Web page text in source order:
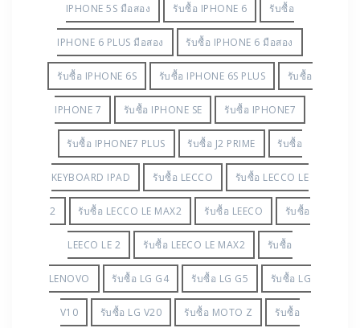
IPHONE 5S มือสอง รับซื้อ IPHONE 6 รับซื้อ
IPHONE 6 PLUS มือสอง รับซื้อ IPHONE 6 มือสอง
รับซื้อ IPHONE 6S รับซื้อ IPHONE 6S PLUS รับซื้อ
IPHONE 7 รับซื้อ IPHONE SE รับซื้อ IPHONE7
รับซื้อ IPHONE7 PLUS รับซื้อ J2 PRIME รับซื้อ
KEYBOARD IPAD รับซื้อ LECCO รับซื้อ LECCO LE
2 รับซื้อ LECCO LE MAX2 รับซื้อ LEECO รับซื้อ
LEECO LE 2 รับซื้อ LEECO LE MAX2 รับซื้อ
LENOVO รับซื้อ LG G4 รับซื้อ LG G5 รับซื้อ LG
V10 รับซื้อ LG V20 รับซื้อ MOTO Z รับซื้อ